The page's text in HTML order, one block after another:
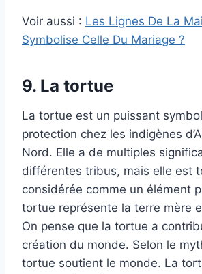
Voir aussi : Les Lignes De La
Symbolise Celle Du Mariage ?
9. La tortue
La tortue est un puissant
protection chez les indigènes
Nord. Elle a de multiples
différentes tribus, mais elle est
considérée comme un élément
tortue représente la terre mère
On pense que la tortue a
création du monde. Selon le
tortue soutient le monde. La